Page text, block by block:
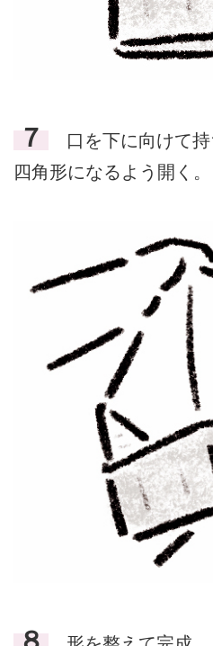
７
口を下に向けて持
四角形になるよう開く。
８